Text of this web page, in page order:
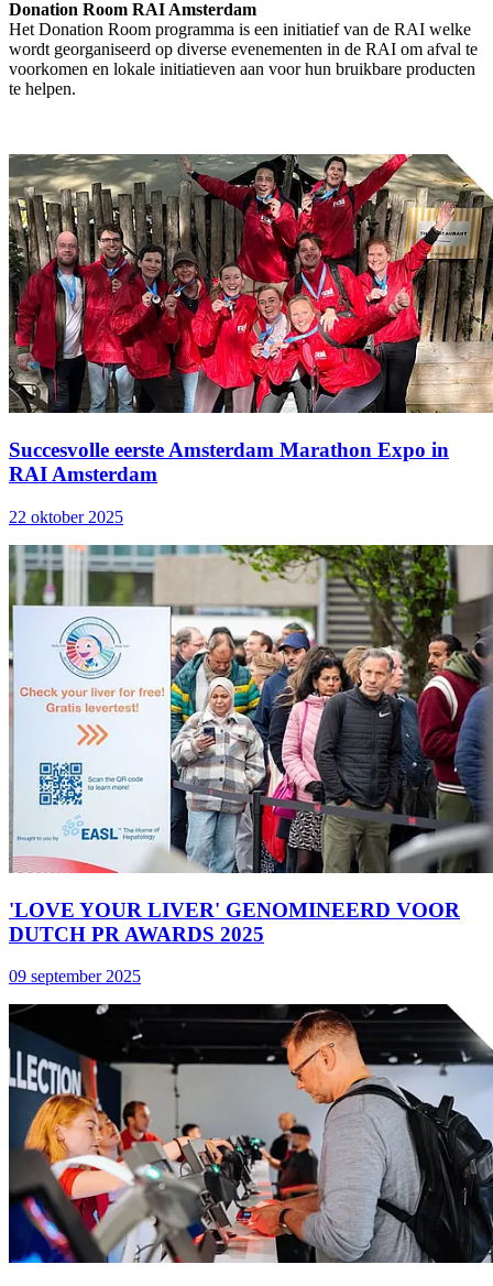
Donation Room RAI Amsterdam
Het Donation Room programma is een initiatief van de RAI welke
wordt georganiseerd op diverse evenementen in de RAI om afval te
voorkomen en lokale initiatieven aan voor hun bruikbare producten
te helpen.
Succesvolle eerste Amsterdam Marathon Expo in
RAI Amsterdam
22 oktober 2025
'LOVE YOUR LIVER' GENOMINEERD VOOR
DUTCH PR AWARDS 2025
09 september 2025